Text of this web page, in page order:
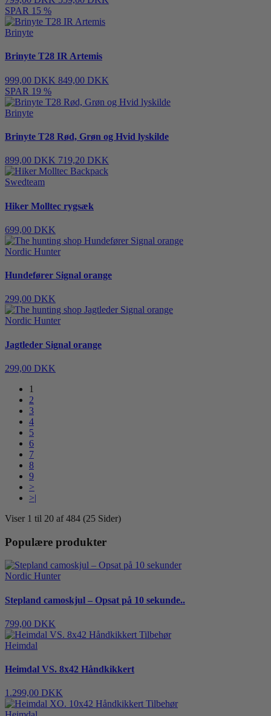
SPAR 15 %
Brinyte
Brinyte T28 IR Artemis
999,00 DKK 849,00 DKK
SPAR 19 %
Brinyte
Brinyte T28 Rød, Grøn og Hvid lyskilde
899,00 DKK 719,20 DKK
Swedteam
Hiker Molltec rygsæk
699,00 DKK
Nordic Hunter
Hundefører Signal orange
299,00 DKK
Nordic Hunter
Jagtleder Signal orange
299,00 DKK
1
2
3
4
5
6
7
8
9
>
>|
Viser 1 til 20 af 484 (25 Sider)
Populære produkter
Nordic Hunter
Stepland camoskjul – Opsat på 10 sekunde..
799,00 DKK
Heimdal
Heimdal VS. 8x42 Håndkikkert
1.299,00 DKK